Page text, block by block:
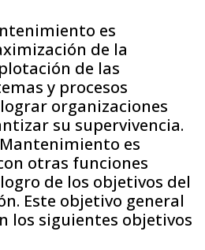
es
de la
de las
y procesos
organizaciones
su supervivencia.
es
otras funciones
de los objetivos del
Este objetivo general
los siguientes objetivos